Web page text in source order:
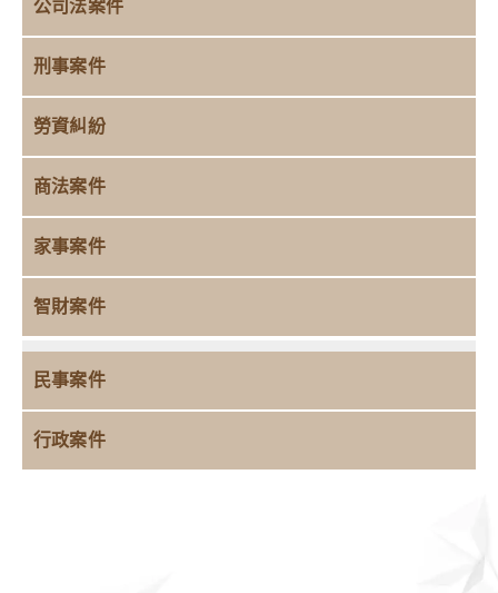
公司法案件
刑事案件
勞資糾紛
商法案件
家事案件
智財案件
民事案件
行政案件